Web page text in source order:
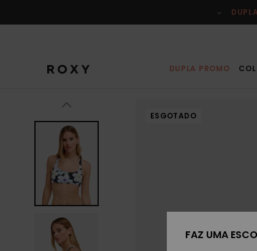
do
DUPLA PROMO
ESGOTADO
FAZ UMA